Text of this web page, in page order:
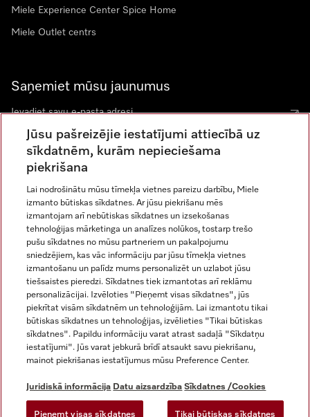
Miele Experience Center Spice Home
Miele Outlet centrs
Saņemiet mūsu jaunumus
Juridiskā informācija
Vispārējie darījumu noteikumi
Datu aizsardzība
Lietošanas noteikumi
Miele paziņojums par pieejamību
Digitālo pakalpojumu likums
Miele vietnē Instagram
Miele vietnē Facebook
Miele vietnē Youtube
Jūsu pašreizējie iestatījumi attiecībā uz
sīkdatnēm, kurām nepieciešama
piekrišana
Lai nodrošinātu mūsu tīmekļa vietnes pareizu darbību, Miele
izmanto būtiskas sīkdatnes. Ar jūsu piekrišanu mēs
izmantojam arī nebūtiskas sīkdatnes un izsekošanas
tehnoloģijas mārketinga un analīzes nolūkos, tostarp trešo
pušu sīkdatnes no mūsu partneriem un pakalpojumu
sniedzējiem, kas vāc informāciju par jūsu tīmekļa vietnes
izmantošanu un palīdz mums personalizēt un uzlabot jūsu
tiešsaistes pieredzi. Sīkdatnes tiek izmantotas arī reklāmu
personalizācijai. Izvēloties "Pieņemt visas sīkdatnes", jūs
piekrītat visām sīkdatnēm un tehnoloģijām. Lai izmantotu tikai
būtiskas sīkdatnes un tehnoloģijas, izvēlieties "Tikai būtiskas
sīkdatnes". Papildu informāciju varat atrast sadaļā "Sīkdatņu
iestatījumi". Jūs varat jebkurā brīdī atsaukt savu piekrišanu,
mainot piekrišanas iestatījumus mūsu Preference Center.
Juridiskā informācija Datu aizsardzība Sīkdatnes /Cookies
Pieņemt visas sīkdatnes Tikai būtiskas sīkdatnes